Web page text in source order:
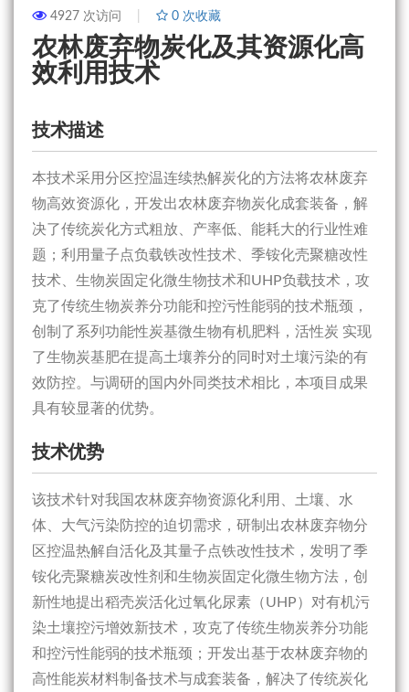
4927 次访问 0 次收藏
农林废弃物炭化及其资源化高
效利用技术
技术描述
本技术采用分区控温连续热解炭化的方法将农林废弃
物高效资源化，开发出农林废弃物炭化成套装备，解
决了传统炭化方式粗放、产率低、能耗大的行业性难
题；利用量子点负载铁改性技术、季铵化壳聚糖改性
技术、生物炭固定化微生物技术和UHP负载技术，攻
克了传统生物炭养分功能和控污性能弱的技术瓶颈，
创制了系列功能性炭基微生物有机肥料，活性炭 实现
了生物炭基肥在提高土壤养分的同时对土壤污染的有
效防控。与调研的国内外同类技术相比，本项目成果
具有较显著的优势。
技术优势
该技术针对我国农林废弃物资源化利用、土壤、水
体、大气污染防控的迫切需求，研制出农林废弃物分
区控温热解自活化及其量子点铁改性技术，发明了季
铵化壳聚糖炭改性剂和生物炭固定化微生物方法，创
新性地提出稻壳炭活化过氧化尿素（UHP）对有机污
染土壤控污增效新技术，攻克了传统生物炭养分功能
和控污性能弱的技术瓶颈；开发出基于农林废弃物的
高性能炭材料制备技术与成套装备，解决了传统炭化